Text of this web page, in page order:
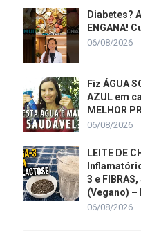
Diabetes?
ENGANA!
06/08/2026
Fiz ÁGUA
AZUL em
MELHOR
06/08/2026
LEITE DE
3 e
(Vegano) –
06/08/2026